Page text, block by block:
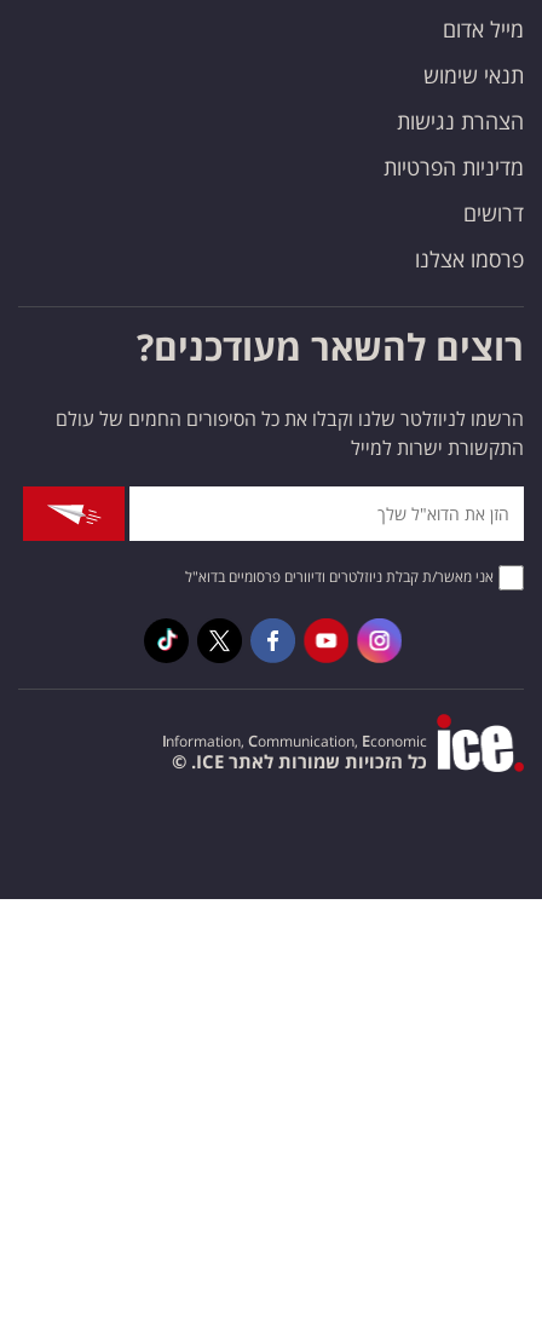
מייל אדום
תנאי שימוש
הצהרת נגישות
מדיניות הפרטיות
דרושים
פרסמו אצלנו
רוצים להשאר מעודכנים?
הרשמו לניוזלטר שלנו וקבלו את כל הסיפורים החמים של עולם
התקשורת ישרות למייל
אני מאשר/ת קבלת ניוזלטרים ודיוורים פרסומיים בדוא"ל
Information, Communication, Economic
כל הזכויות שמורות לאתר ICE. ©